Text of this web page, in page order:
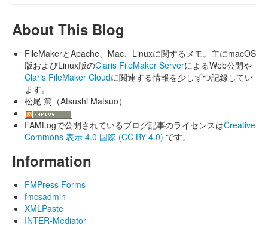
About This Blog
FileMakerとApache、Mac、Linuxに関するメモ。主にmacOS
版およびLinux版のClaris FileMaker ServerによるWeb公開や
Claris FileMaker Cloudに関連する情報を少しずつ記録してい
ます。
松尾 篤（Atsushi Matsuo）
FAMLogで公開されているブログ記事のライセンスはCreative
Commons 表示 4.0 国際 (CC BY 4.0) です。
Information
FMPress Forms
fmcsadmin
XMLPaste
INTER-Mediator